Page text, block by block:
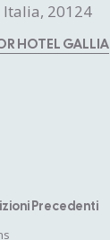
20124
HOTEL GALLIA
Precedenti